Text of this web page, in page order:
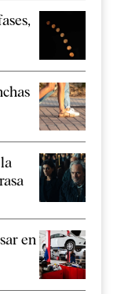
en